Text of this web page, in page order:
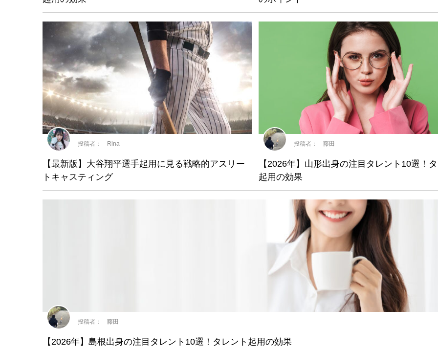
【最新版】大谷翔平選手起用に見る戦略的アスリー
トキャスティング
投稿者： Rina
【2026年】山形出身の注目タレント10選！
起用の効果
投稿者： 藤田
【2026年】島根出身の注目タレント10選！タレント起用の効果
投稿者： 藤田